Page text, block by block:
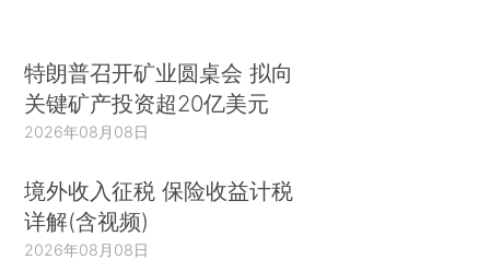
特朗普召开矿业圆桌会 拟向
关键矿产投资超20亿美元
2026年08月08日
境外收入征税 保险收益计税
详解(含视频)
2026年08月08日